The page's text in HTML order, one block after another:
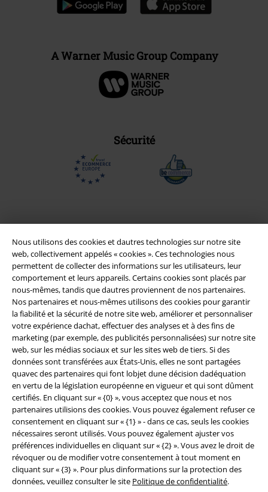
Nous utilisons des cookies et dautres technologies sur notre site
web, collectivement appelés « cookies ». Ces technologies nous
permettent de collecter des informations sur les utilisateurs, leur
comportement et leurs appareils. Certains cookies sont placés par
nous-mêmes, tandis que dautres proviennent de nos partenaires.
Nos partenaires et nous-mêmes utilisons des cookies pour garantir
la fiabilité et la sécurité de notre site web, améliorer et personnaliser
votre expérience dachat, effectuer des analyses et à des fins de
marketing (par exemple, des publicités personnalisées) sur notre site
web, sur les médias sociaux et sur les sites web de tiers. Si des
données sont transférées aux États-Unis, elles ne sont partagées
quavec des partenaires qui font lobjet dune décision dadéquation
en vertu de la législation européenne en vigueur et qui sont dûment
certifiés. En cliquant sur « {0} », vous acceptez que nous et nos
partenaires utilisions des cookies. Vous pouvez également refuser ce
consentement en cliquant sur « {1} » - dans ce cas, seuls les cookies
nécessaires seront utilisés. Vous pouvez également ajuster vos
préférences individuelles en cliquant sur « {2} ». Vous avez le droit de
révoquer ou de modifier votre consentement à tout moment en
cliquant sur « {3} ». Pour plus dinformations sur la protection des
données, veuillez consulter le site Politique de confidentialité.
A Warner Music Group Company
Sécurité
Légal
Conditions générales
Éditeur
Clauses de confidentialité
Élimination des déchets et protection de l'environnement
Déclaration de Conformité
Informations sur l'accessibilité